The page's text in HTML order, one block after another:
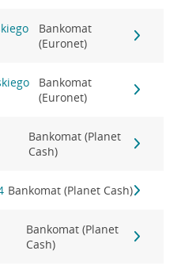
Bankomat
(Euronet)
Bankomat
(Euronet)
Bankomat (Planet
Cash)
Bankomat (Planet Cash)
Bankomat (Planet
Cash)